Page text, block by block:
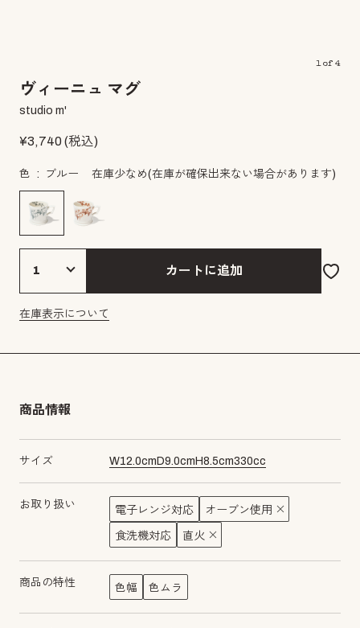
1of 4
ヴィーニュ マグ
studio m'
¥3,740(税込)
色 ブルー 在庫少なめ(在庫が確保出来ない場合があります)
カートに追加
在庫表示について
商品情報
サイズ W12.0cm D9.0cm H8.5cm330cc
お取り扱い 電子レンジ対応 オーブン使用
食洗機対応 直火
商品の特性 色幅 色ムラ